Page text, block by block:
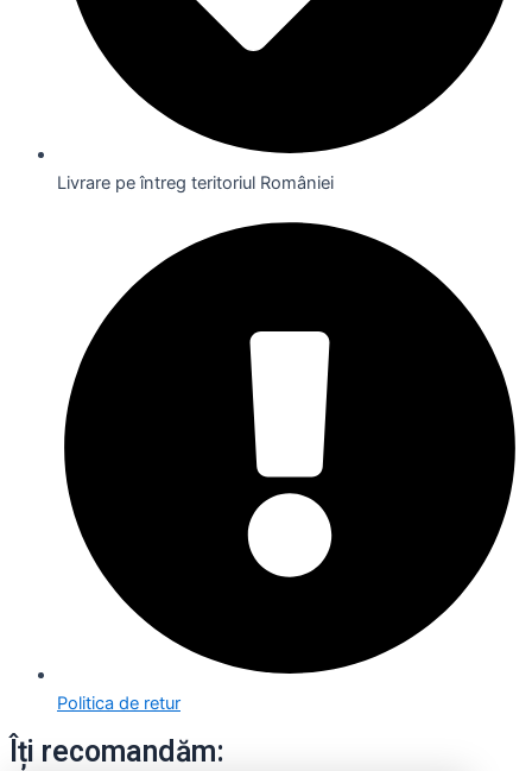
Livrare pe întreg teritoriul României
Politica de retur
Îți recomandăm: